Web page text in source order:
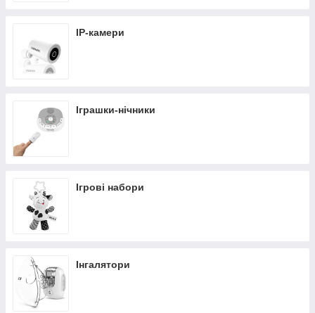
IP-камери
Іграшки-нічники
Ігрові набори
Інгалятори